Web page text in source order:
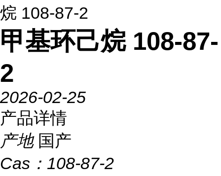
烷 108-87-2
甲基环己烷 108-87-
2
2026-02-25
产品详情
产地 国产
Cas： 108-87-2